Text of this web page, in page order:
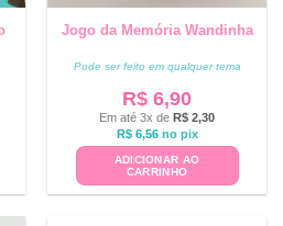
Jogo da Memória Wandinha
Pode ser feito em qualquer tema
R$ 6,90
Em até 3x de R$ 2,30
R$6,56 no pix
ADICIONAR AO
CARRINHO